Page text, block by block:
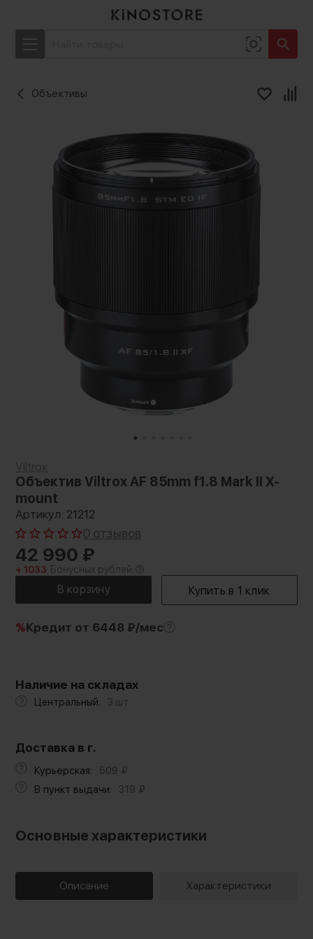
Объективы
Объектив Viltrox AF 85mm f1.8 Mark II X-
mount
Артикул: 21212
0 отзывов
42 990 ₽
+ 1033 Бонусных рублей
%Кредит от 6448 ₽/мес
Наличие на складах
Центральный: 3 шт.
Доставка в г.
Курьерская: 509 ₽
В пункт выдачи:
319 ₽
Основные характеристики
Описание Характеристики